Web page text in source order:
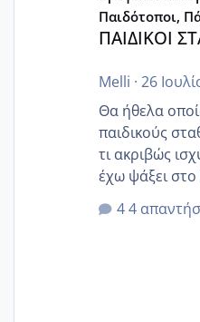
Παιδότοποι,
ΠΑΙΔΙΚΟΙ
Melli · 26
Θα ήθελα
παιδικούς
τι ακριβώς
έχω ψάξει στο
ότι το
δίδακτρα και
4